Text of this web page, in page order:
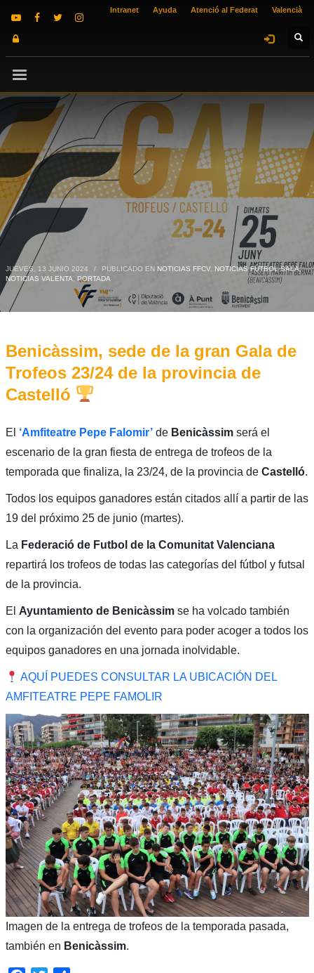
Intranet Ayuda Atenció al Federat Valencià
JUEVES, 13 JUNIO 2024 / PUBLICADO EN NOTICIAS FFCV, NOTICIAS FÚTBOL SALA,
NOTICIAS VALENTA
PORTADA
Benicàssim, sede de la gran Gala de
Trofeos 23/24 de la provincia de
Castelló
El ‘Amfiteatre Pepe Falomir’de Benicàssimserá el
escenario de la gran fiesta de entrega de trofeos de la
temporada que finaliza, la 23/24, de la provincia de Castelló.
Todos los equipos ganadores están citados allí a partir de las
19 del próximo 25 de junio (martes).
La Federació de Futbol de la Comunitat Valenciana
repartirá los trofeos de todas las categorías del fútbol y futsal
de la provincia.
El Ayuntamiento de Benicàssimse ha volcado también
con la organización del evento para poder acoger a todos los
equipos ganadores en una jornada inolvidable.
AQUÍ PUEDES CONSULTAR LA UBICACIÓN DEL
AMFITEATRE PEPE FAMOLIR
Imagen de la entrega de trofeos de la temporada pasada,
también en Benicàssim.